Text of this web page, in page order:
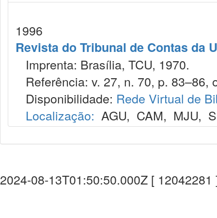
1996
Revista do Tribunal de Contas da
Imprenta: Brasília, TCU, 1970.
Referência: v. 27, n. 70, p. 83–86,
Disponibilidade: Rede Virtual de
Localização: AGU, CAM, MJU,
2024-08-13T01:50:50.000Z [ 12042281